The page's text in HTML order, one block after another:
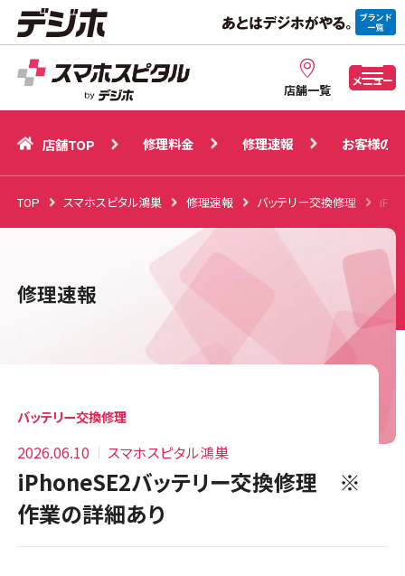
店舗一覧
メニュー
店舗TOP 修理速報 お客様の声
店舗TOP 修理料金 修理速報 お客様の声
TOP スマホスピタル鴻巣 修理速報 バッテリー交換修理
修理速報
バッテリー交換修理
2026.06.10 スマホスピタル鴻巣
iPhoneSE2バッテリー交換修理 ※
作業の詳細あり